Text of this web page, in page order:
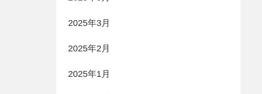
2025年3月
2025年2月
2025年1月